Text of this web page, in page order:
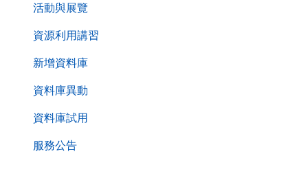
活動與展覽
資源利用講習
新增資料庫
資料庫異動
資料庫試用
服務公告